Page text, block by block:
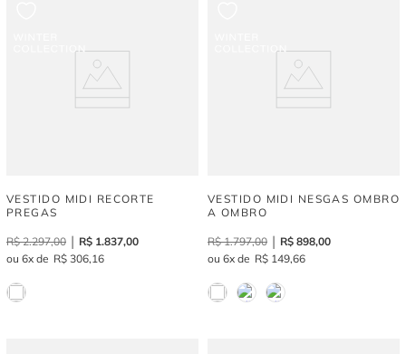
VESTIDO MIDI RECORTE
PREGAS
R$ 2.297,00 R$ 1.837,00
6
R$ 306,16
VESTIDO MIDI NESGAS OMBRO
A OMBRO
R$ 1.797,00 R$ 898,00
6
R$ 149,66